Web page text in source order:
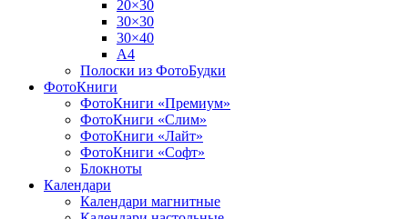
20×30
30×30
30×40
A4
Полоски из ФотоБудки
ФотоКниги
ФотоКниги «Премиум»
ФотоКниги «Слим»
ФотоКниги «Лайт»
ФотоКниги «Софт»
Блокноты
Календари
Календари магнитные